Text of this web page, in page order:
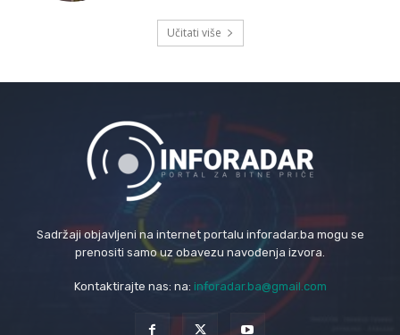
Učitati više
Sadržaji objavljeni na internet portalu inforadar.ba mogu se
prenositi samo uz obavezu navođenja izvora.
Kontaktirajte nas: na: inforadar.ba@gmail.com